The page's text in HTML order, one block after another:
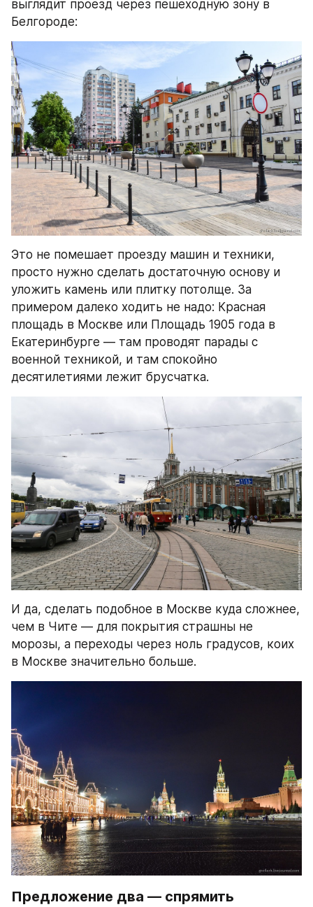
выглядит проезд через пешеходную зону в
Белгороде:
Это не помешает проезду машин и техники,
просто нужно сделать достаточную основу и
уложить камень или плитку потолще. За
примером далеко ходить не надо: Красная
площадь в Москве или Площадь 1905 года в
Екатеринбурге — там проводят парады с
военной техникой, и там спокойно
десятилетиями лежит брусчатка.
И да, сделать подобное в Москве куда сложнее,
чем в Чите — для покрытия страшны не
морозы, а переходы через ноль градусов, коих
в Москве значительно больше.
Предложение два — спрямить